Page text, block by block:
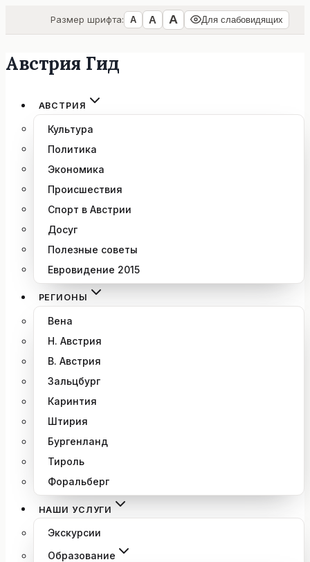
Размер шрифта: А А А Для слабовидящих
Перейти
содержимому
Австрия Гид
АВСТРИЯ
Культура
Политика
Экономика
Происшествия
Спорт в Австрии
Досуг
Полезные советы
Евровидение 2015
РЕГИОНЫ
Вена
Н. Австрия
В. Австрия
Зальцбург
Каринтия
Штирия
Бургенланд
Тироль
Форальберг
НАШИ УСЛУГИ
Экскурсии
Образование